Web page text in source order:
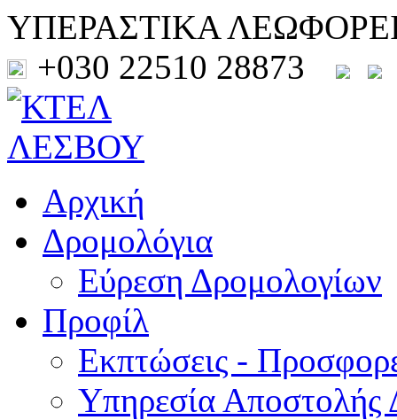
ΥΠΕΡΑΣΤΙΚΑ
+030 22510 28873
Αρχική
Δρομολόγια
Εύρεση Δρομολογίων
Προφίλ
Εκπτώσεις -
Υπηρεσία Αποστολής